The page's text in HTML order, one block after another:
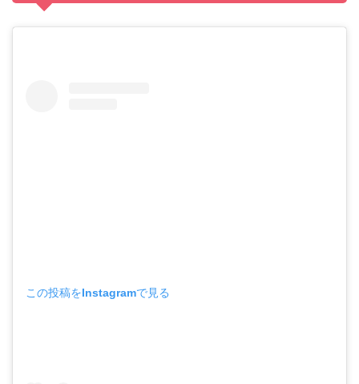
この投稿をInstagramで見る